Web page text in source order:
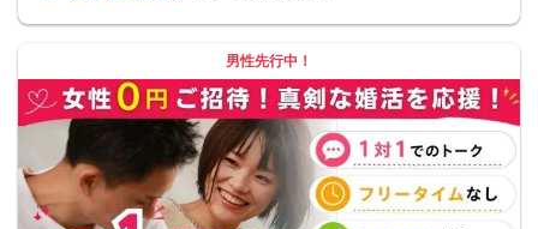
男性先行中！